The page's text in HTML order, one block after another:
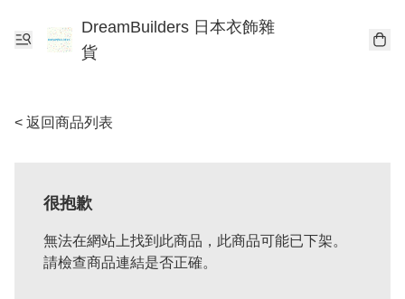
DreamBuilders 日本衣飾雜
貨
< 返回商品列表
很抱歉
無法在網站上找到此商品，此商品可能已下架。
請檢查商品連結是否正確。